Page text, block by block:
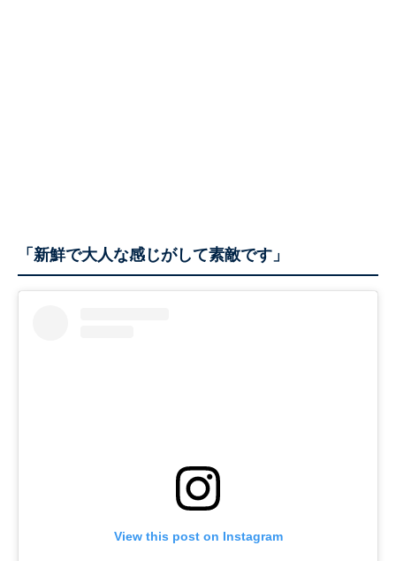
「新鮮で大人な感じがして素敵です」
View this post on Instagram